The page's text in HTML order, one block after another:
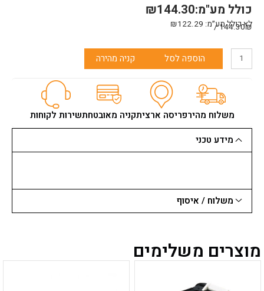
₪144.30כולל מע"מ:
לא כולל מע״מ: ₪122.29
144.30₪ /
כמות
מזוין
וברזל
הוספה לסל קניה מהירה
משלוח מהירפריסה ארציתקניה מאובטחתשירות לקוחות
מידע טכני
משלוח / איסוף
מוצרים משלימים